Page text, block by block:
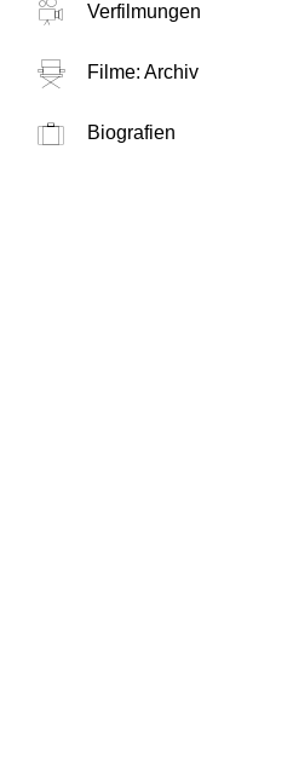
Verfilmungen
Filme: Archiv
Biografien